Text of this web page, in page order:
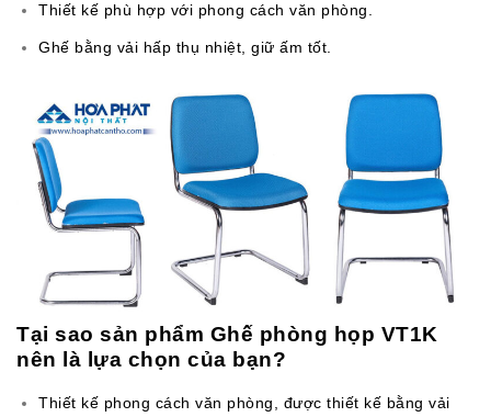
Thiết kế phù hợp với phong cách văn phòng.
Ghế bằng vải hấp thụ nhiệt, giữ ấm tốt.
Tại sao sản phẩm Ghế phòng họp VT1K
nên là lựa chọn của bạn?
Thiết kế phong cách văn phòng, được thiết kế bằng vải